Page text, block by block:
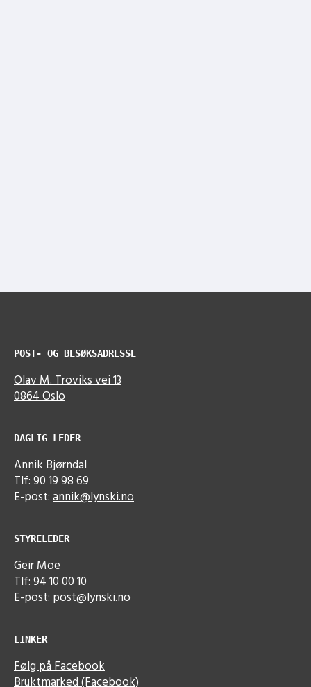
POST- OG BESØKSADRESSE
Olav M. Troviks vei 13
0864 Oslo
DAGLIG LEDER
Annik Bjørndal
Tlf: 90 19 98 69
E-post:annik@lynski.no
STYRELEDER
Geir Moe
Tlf: 94 10 00 10
E-post: post@lynski.no
LINKER
Følg på Facebook
Bruktmarked (Facebook)